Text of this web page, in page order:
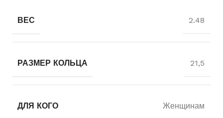
ВЕС 2.48
РАЗМЕР КОЛЬЦА 21,5
ДЛЯ КОГО Женщинам